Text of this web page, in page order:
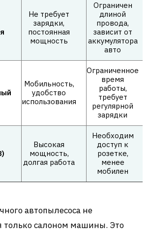
Не требует
зарядки,
постоянная
мощность
Ограничен
длиной
провода,
зависит от
аккумулятора
авто
Мобильность,
удобство
использования
Ограниченное
время
работы,
требует
регулярной
зарядки
Высокая
мощность,
долгая работа
Необходим
доступ к
розетке,
менее
мобилен
автопылесоса не
только салоном машины. Это